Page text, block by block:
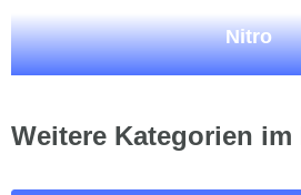
Nitro
Weitere Kategorien im